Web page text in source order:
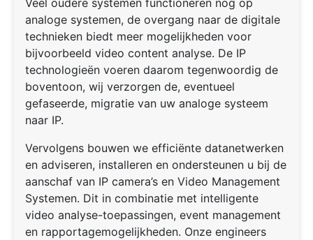
analoge systemen, de overgang naar de digitale
technieken biedt meer mogelijkheden voor
bijvoorbeeld video content analyse. De IP
technologieën voeren daarom tegenwoordig de
boventoon, wij verzorgen de, eventueel
gefaseerde, migratie van uw analoge systeem
naar IP.
Vervolgens bouwen we efficiënte datanetwerken
en adviseren, installeren en ondersteunen u bij de
aanschaf van IP camera’s en Video Management
Systemen. Dit in combinatie met intelligente
video analyse-toepassingen, event management
en rapportagemogelijkheden. Onze engineers